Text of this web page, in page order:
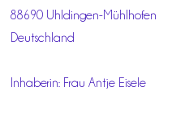
88690 Uhldingen-Mühlhofen
Deutschland
Inhaberin: Frau Antje Eisele